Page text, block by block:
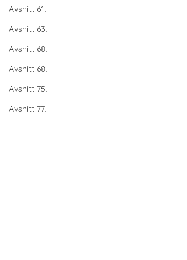
Avsnitt 61.
Avsnitt 63.
Avsnitt 68.
Avsnitt 68.
Avsnitt 75.
Avsnitt 77.